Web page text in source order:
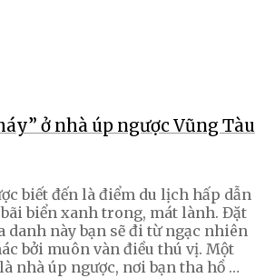
ở nhà úp ngược Vũng Tàu
biết đến là điểm du lịch hấp dẫn
biển xanh trong, mát lành. Đặt
danh này bạn sẽ đi từ ngạc nhiên
bởi muôn vàn điều thú vị. Một
nhà úp ngược, nơi bạn tha hồ …